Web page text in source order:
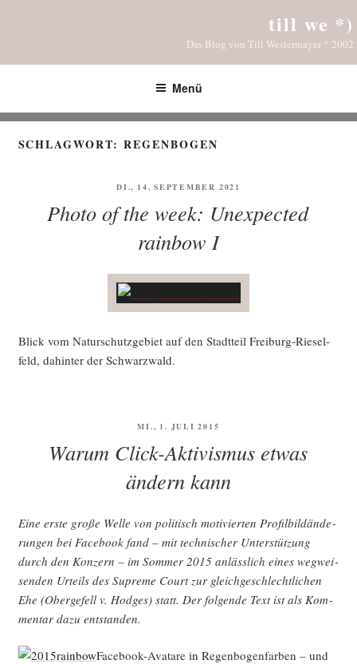
till we *)
Das Blog von Till Westermayer * 2002
Menü
SCHLAGWORT:REGENBOGEN
VERÖFFENTLICHT
DI., 14. SEPTEMBER 2021
Photo of the week: Unexpected
rainbow I
Blick vom Natur­schutz­ge­biet auf den Stadt­teil Frei­burg-Rie­sel­
feld, dahin­ter der Schwarzwald.
VERÖFFENTLICHT
MI., 1. JULI 2015
Warum Click-Aktivismus etwas
ändern kann
Eine ers­te gro­ße Wel­le von poli­tisch moti­vier­ten Pro­fil­bild­än­de­
run­gen bei Face­book fand – mit tech­ni­scher Unter­stüt­zung
durch den Kon­zern – im Som­mer 2015 anläss­lich eines weg­wei­
sen­den Urteils des Supre­me Court zur gleich­ge­schlecht­li­chen
Ehe (Ober­ge­fell v. Hod­ges) statt. Der fol­gen­de Text ist als Kom­
men­tar dazu entstanden.
Face­book-Ava­tare in Regen­bo­gen­far­ben – und